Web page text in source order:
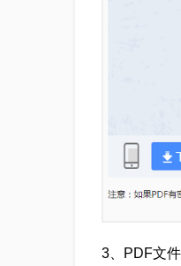
3、PDF文